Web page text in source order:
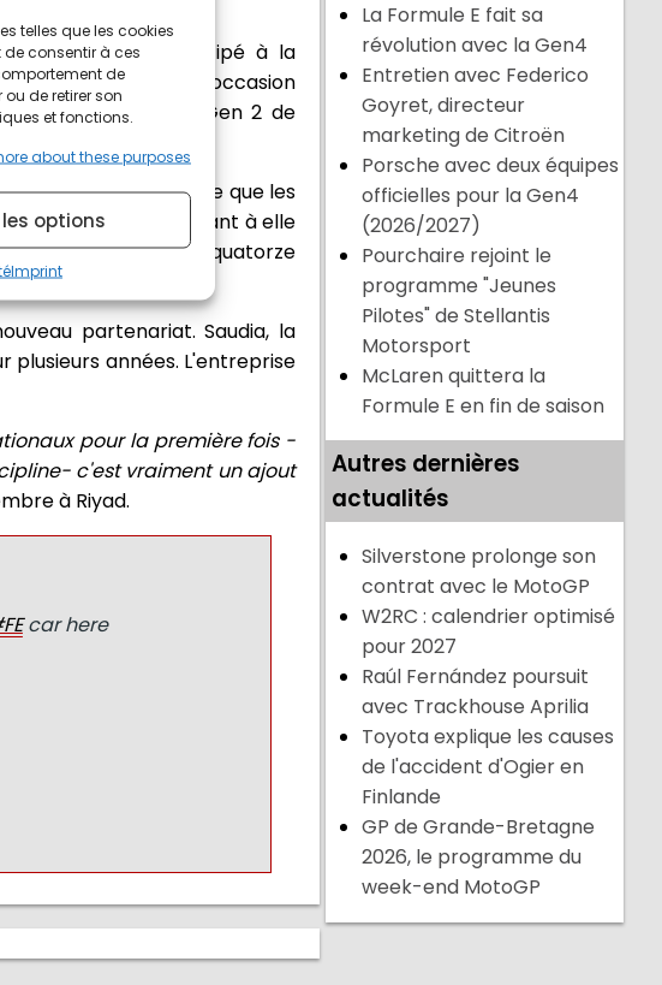
telles que les cookies
consentir à ces
de
de retirer son
et fonctions.
about these purposes
les options
Imprint
Venturi, ont participé à la
à Riyad a été l'occasion
le volant d'une Gen 2 de
dans la vieille ville que les
départ se trouve quant à elle
devront enchaîner quatorze
partenariat. Saudia, la
années. L'entreprise
pour la première fois -
c'est vraiment un ajout
à Riyad.
car here
La Formule E fait sa
révolution avec la Gen4
Entretien avec Federico
Goyret, directeur
marketing de Citroën
Porsche avec deux équipes
officielles pour la Gen4
(2026/2027)
Pourchaire rejoint le
programme "Jeunes
Pilotes" de Stellantis
Motorsport
McLaren quittera la
Formule E en fin de saison
Autres dernières
actualités
Silverstone prolonge son
contrat avec le MotoGP
W2RC : calendrier optimisé
pour 2027
Raúl Fernández poursuit
avec Trackhouse Aprilia
Toyota explique les causes
de l'accident d'Ogier en
Finlande
GP de Grande-Bretagne
2026, le programme du
week-end MotoGP